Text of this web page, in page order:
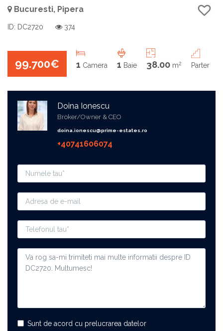
Bucuresti, Pipera
ID: DC2720 374
99.700€ 1 Camera 1 Baie 38.00 m2 Parter
Doina Ionescu
Broker/Owner & CEO
doina.ionescu@prime-estates.ro
+40741606074
Sunt de acord cu prelucrarea datelor